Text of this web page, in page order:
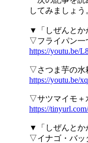
してみましょう
▼「しぜんとか
▽フライパン一
https://youtu.be/
▽さつま芋の水
https://youtu.be/
▽サツマイモ＋
https://
▼「しぜんとか
▽イナゴ・バッ